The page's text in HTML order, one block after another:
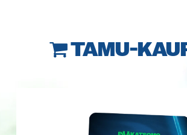
TAMU-